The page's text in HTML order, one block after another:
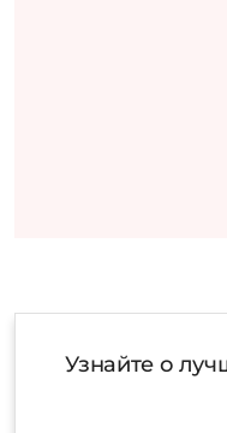
Узнайте о